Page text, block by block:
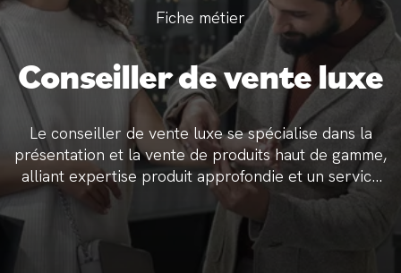
Fiche métier
Conseiller de vente luxe
Le conseiller de vente luxe se spécialise dans la
présentation et la vente de produits haut de gamme,
alliant expertise produit approfondie et un service
client exceptionnel. Ce rôle exige une
compréhension fine des attentes d'une clientèle
exigeante, associée à une capacité à créer une
expérience d'achat mémorable.